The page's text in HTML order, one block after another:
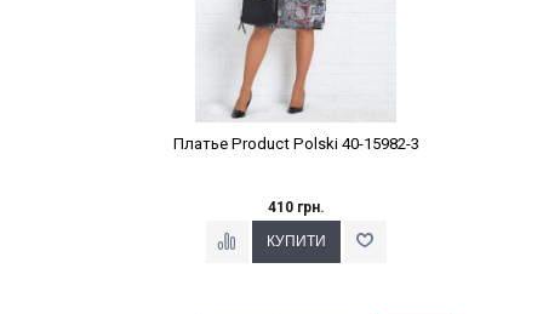
Платье Product Polski 40-15982-3
410 грн.